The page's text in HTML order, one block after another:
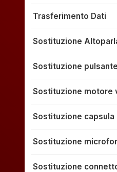
Trasferimento Dati
Sostituzione
Sostituzione
Sostituzione motore
Sostituzione capsula
Sostituzione
Sostituzione